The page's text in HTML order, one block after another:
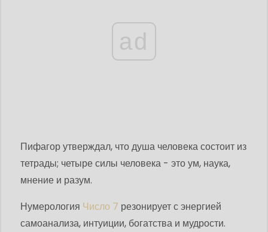
ad
Пифагор утверждал, что душа человека состоит из
тетрады; четыре силы человека - это ум, наука,
мнение и разум.
Нумерология Число 7 резонирует с энергией
самоанализа, интуиции, богатства и мудрости.